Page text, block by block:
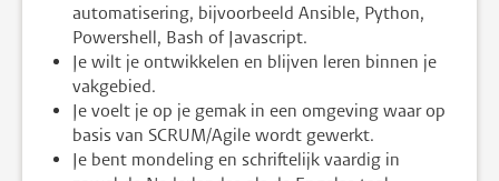
automatisering, bijvoorbeeld Ansible, Python,
Powershell, Bash of Javascript.
Je wilt je ontwikkelen en blijven leren binnen je
vakgebied.
Je voelt je op je gemak in een omgeving waar op
basis van SCRUM/Agile wordt gewerkt.
Je bent mondeling en schriftelijk vaardig in